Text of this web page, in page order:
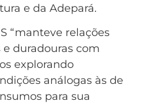
e da Adepará.
“manteve relações
duradouras com
explorando
análogas às de
para sua